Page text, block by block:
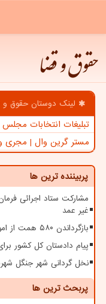
حقوق و قضا
لینک دوستان حقوق و
تبلیغات انتخابات مجلس
مستر گرین وال | مجری و
پربیننده ترین ها
غیر عمد
بازگرداندن ۵۸۰ همت از اموال غارت شده به بیت المال
پیام دادستان کل کشور
نخل گردانی شهر جنگل
پربحث ترین ها